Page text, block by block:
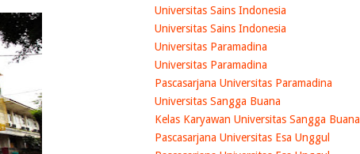
Universitas Sains Indonesia
Universitas Sains Indonesia
Universitas Paramadina
Universitas Paramadina
Pascasarjana Universitas Paramadina
Universitas Sangga Buana
Kelas Karyawan Universitas Sangga Buana
Pascasarjana Universitas Esa Unggul